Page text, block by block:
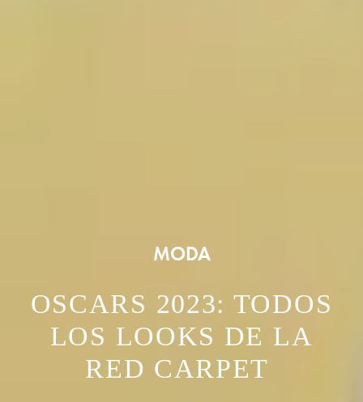
MODA
OSCARS 2023: TODOS
LOS LOOKS DE LA
RED CARPET